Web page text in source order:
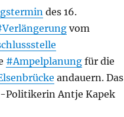
des 16.
vom
#Ampelplanungfür die
andauern. Das
Politikerin Antje Kapek